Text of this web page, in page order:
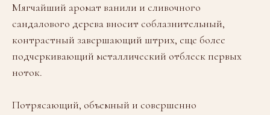
Мягчайший аромат ванили и сливочного
сандалового дерева вносит соблазнительный,
контрастный завершающий штрих, еще более
подчеркивающий металлический отблеск первых
ноток.
Потрясающий, объемный и совершенно